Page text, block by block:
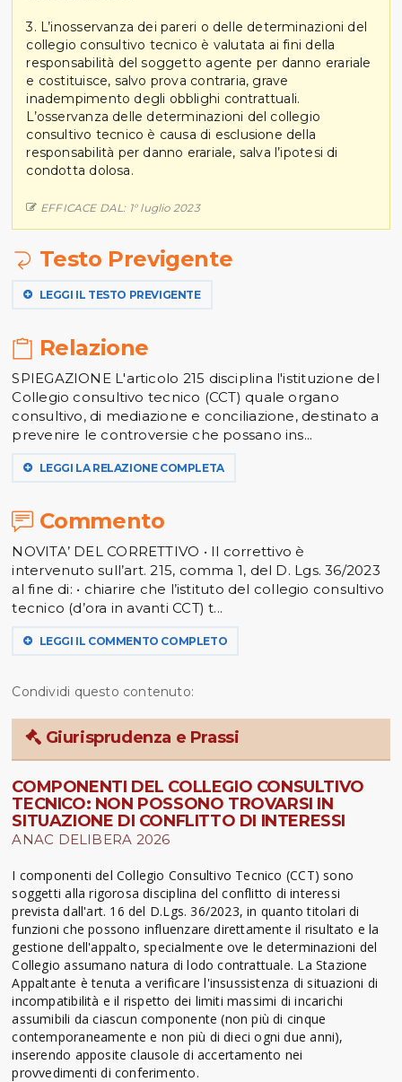
3. L’inosservanza dei pareri o delle determinazioni del
collegio consultivo tecnico è valutata ai fini della
responsabilità del soggetto agente per danno erariale
e costituisce, salvo prova contraria, grave
inadempimento degli obblighi contrattuali.
L’osservanza delle determinazioni del collegio
consultivo tecnico è causa di esclusione della
responsabilità per danno erariale, salva l’ipotesi di
condotta dolosa.
EFFICACE DAL: 1° luglio 2023
Testo Previgente
LEGGI IL TESTO PREVIGENTE
Relazione
SPIEGAZIONE L'articolo 215 disciplina l'istituzione del
Collegio consultivo tecnico (CCT) quale organo
consultivo, di mediazione e conciliazione, destinato a
prevenire le controversie che possano ins...
LEGGI LA RELAZIONE COMPLETA
Commento
NOVITA’ DEL CORRETTIVO • Il correttivo è
intervenuto sull’art. 215, comma 1, del D. Lgs. 36/2023
al fine di: • chiarire che l’istituto del collegio consultivo
tecnico (d’ora in avanti CCT) t...
LEGGI IL COMMENTO COMPLETO
Condividi questo contenuto:
Giurisprudenza e Prassi
COMPONENTI DEL COLLEGIO CONSULTIVO
TECNICO: NON POSSONO TROVARSI IN
SITUAZIONE DI CONFLITTO DI INTERESSI
ANAC DELIBERA 2026
I componenti del Collegio Consultivo Tecnico (CCT) sono
soggetti alla rigorosa disciplina del conflitto di interessi
prevista dall'art. 16 del D.Lgs. 36/2023, in quanto titolari di
funzioni che possono influenzare direttamente il risultato e la
gestione dell'appalto, specialmente ove le determinazioni del
Collegio assumano natura di lodo contrattuale. La Stazione
Appaltante è tenuta a verificare l'insussistenza di situazioni di
incompatibilità e il rispetto dei limiti massimi di incarichi
assumibili da ciascun componente (non più di cinque
contemporaneamente e non più di dieci ogni due anni),
inserendo apposite clausole di accertamento nei
provvedimenti di conferimento.